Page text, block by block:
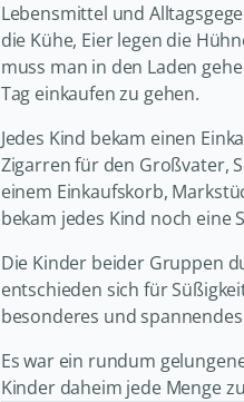
Lebensmittel und
die Kühe, Eier legen die
muss man in den Laden
Tag einkaufen zu gehen.
Jedes Kind bekam einen
Zigarren für den Großvater,
einem Einkaufskorb,
bekam jedes Kind noch eine
Die Kinder beider Gruppen
entschieden sich für
besonderes und
Es war ein rundum
Kinder daheim jede Menge